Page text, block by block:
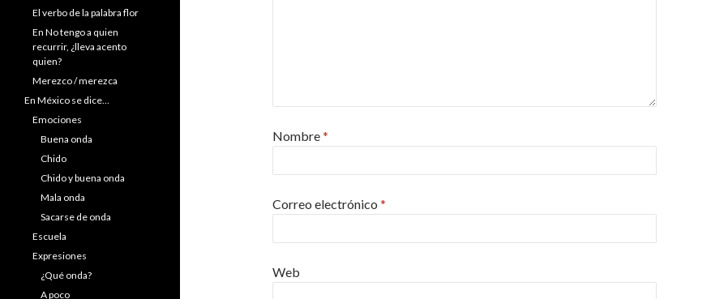
Nombre*
Correo electrónico *
Web
El verbo de la palabra flor
En No tengo a quien
recurrir, ¿lleva acento
quien?
Merezco / merezca
En México se dice…
Emociones
Buena onda
Chido
Chido y buena onda
Mala onda
Sacarse de onda
Escuela
Expresiones
¿Qué onda?
A poco